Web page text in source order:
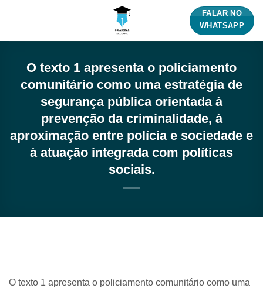
FALAR NO
WHATSAPP
O texto 1 apresenta o policiamento
comunitário como uma estratégia de
segurança pública orientada à
prevenção da criminalidade, à
aproximação entre polícia e sociedade e
à atuação integrada com políticas
sociais.
O texto 1 apresenta o policiamento comunitário como uma